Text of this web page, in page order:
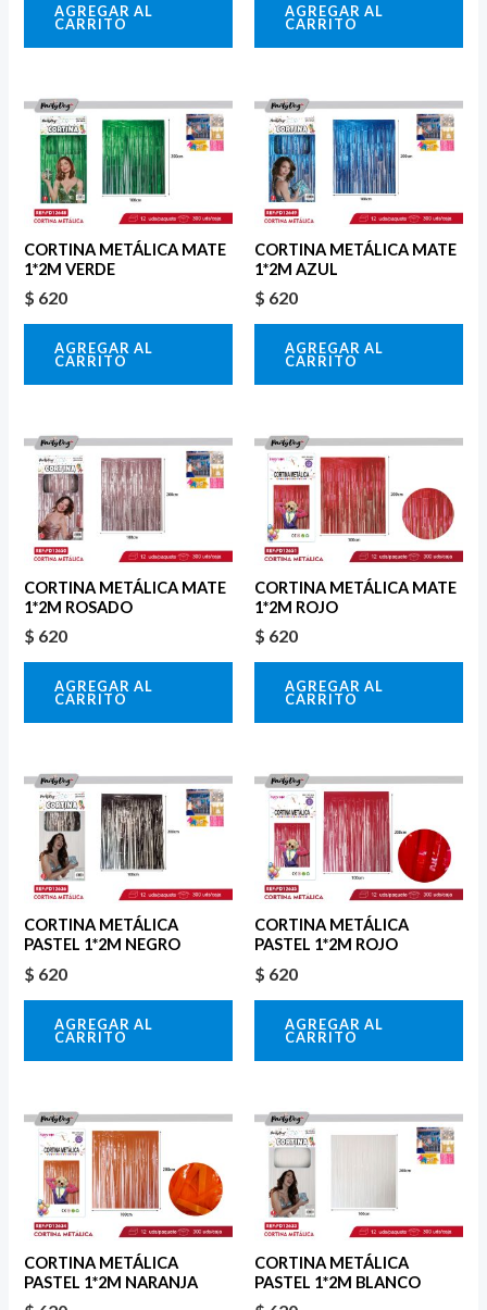
AGREGAR AL
CARRITO
AGREGAR AL
CARRITO
CORTINA METÁLICA MATE
1*2M VERDE
$ 620
AGREGAR AL
CARRITO
CORTINA METÁLICA MATE
1*2M AZUL
$ 620
AGREGAR AL
CARRITO
CORTINA METÁLICA MATE
1*2M ROSADO
$ 620
AGREGAR AL
CARRITO
CORTINA METÁLICA MATE
1*2M ROJO
$ 620
AGREGAR AL
CARRITO
CORTINA METÁLICA
PASTEL 1*2M NEGRO
$ 620
AGREGAR AL
CARRITO
CORTINA METÁLICA
PASTEL 1*2M ROJO
$ 620
AGREGAR AL
CARRITO
CORTINA METÁLICA
PASTEL 1*2M NARANJA
CORTINA METÁLICA
PASTEL 1*2M BLANCO